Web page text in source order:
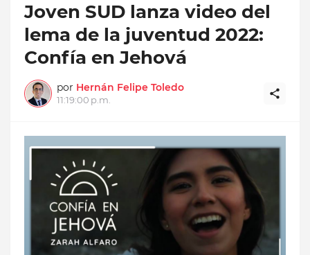
Joven SUD lanza video del
lema de la juventud 2022:
Confía en Jehová
por Hernán Felipe Toledo
11:19:00 p.m.